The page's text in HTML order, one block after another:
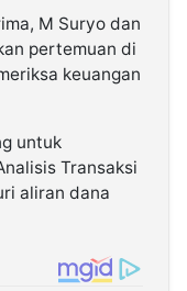
M Suryo dan
pertemuan di
keuangan
untuk
Transaksi
aliran dana